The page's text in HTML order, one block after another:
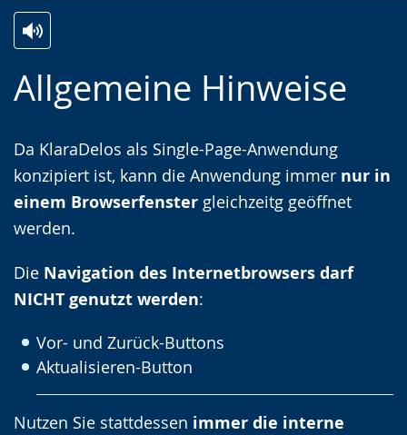
Allgemeine Hinweise
Da KlaraDelos als Single-Page-Anwendung
konzipiert ist, kann die Anwendung immer nur in
einem Browserfenster gleichzeitg geöffnet
werden.
Die Navigation des Internetbrowsers darf
NICHT genutzt werden:
Vor- und Zurück-Buttons
Aktualisieren-Button
Nutzen Sie stattdessen immer die interne
Leichten
Sprache
wechseln.
Audio-
Unterstützung.
Video
Deutscher
Gebärdensprache
wird
angezeigt.